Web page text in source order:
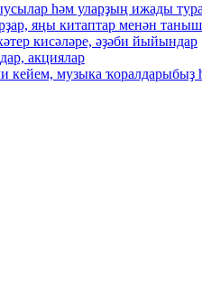
һәм уларҙың ижады
яңы китаптар менән
кисәләре, әҙәби йыйындар
акциялар
кейем, музыка ҡоралдарыбыҙ